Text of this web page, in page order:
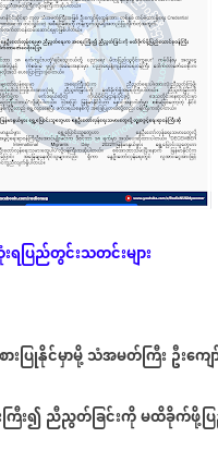
ရပြည်တွင်းသတင်းများ
ြုနိုင်မှာမို့သံအမတ်ကြီး ဦးကျ
ြီး၍ညီညွတ်ခြင်းကိုမထိခိုက်ဖို့ပြ